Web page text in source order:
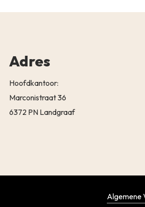
Adres
Hoofdkantoor:
Marconistraat 36
6372 PN Landgraaf
Algemene